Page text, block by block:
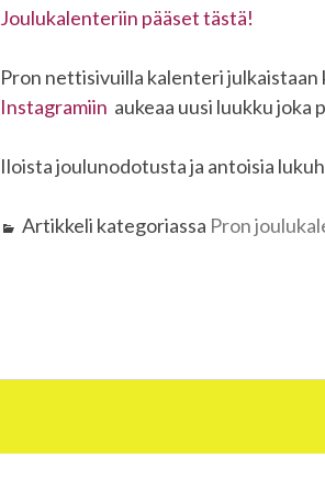
Joulukalenteriin pääset tästä!
Pron nettisivuilla kalenteri julkaistaan
Instagramiin aukeaa uusi luukku joka
Iloista joulunodotusta ja antoisia
Artikkeli kategoriassa Pron